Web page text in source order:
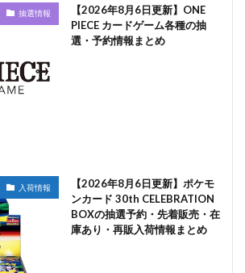
抽選情報
【2026年8月6日更新】ONE
PIECE カードゲーム各種の抽
選・予約情報まとめ
入荷情報
【2026年8月6日更新】ポケモ
ンカード 30th CELEBRATION
BOXの抽選予約・先着販売・在
庫あり・再販入荷情報まとめ